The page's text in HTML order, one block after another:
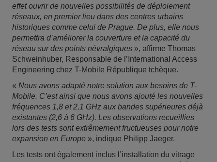
effet ouvrir de nouvelles possibilités de déploiement
réseaux, en premier lieu dans des centres urbains
historiques comme celui de Prague. De plus, elle nous
permettra d’améliorer la couverture et la capacité du
réseau sur des points névralgiques », affirme Thomas
Schweinhuber, Responsable de l’International Access
Engineering chez T-Mobile République tchèque.
« Nous avons adapté notre solution aux besoins de T-
Mobile. C’est ainsi que nous avons ajouté les nouvelles
fréquences 1,8 et 2,1 GHz aux bandes supérieures déjà
existantes (2,6 à 6 GHz). Les observations recueillies
lors des tests sont extrêmement fructueuses pour notre
expansion en Europe », indique Philipp Jaeger.
Les tests ont également inclus l’installation du vitrage